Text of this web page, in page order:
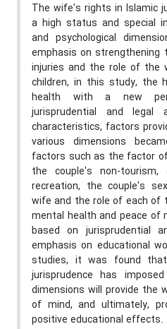
The wife's rights in Islamic
a high status and special
and psychological
emphasis on strengthening
injuries and the role of the
children, in this study, the
health with a new
jurisprudential and
characteristics, factors
various dimensions
factors such as the factor
the couple's non-tourism,
recreation, the couple's
wife and the role of each
mental health and peace of
based on jurisprudential
emphasis on educational
studies, it was found
jurisprudence has
dimensions will provide the
of mind, and ultimately,
positive educational effects.